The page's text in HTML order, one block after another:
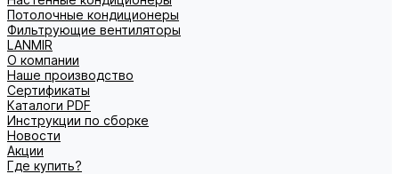
Потолочные кондиционеры
Фильтрующие вентиляторы
LANMIR
О компании
Наше производство
Сертификаты
Каталоги PDF
Инструкции по сборке
Новости
Акции
Где купить?